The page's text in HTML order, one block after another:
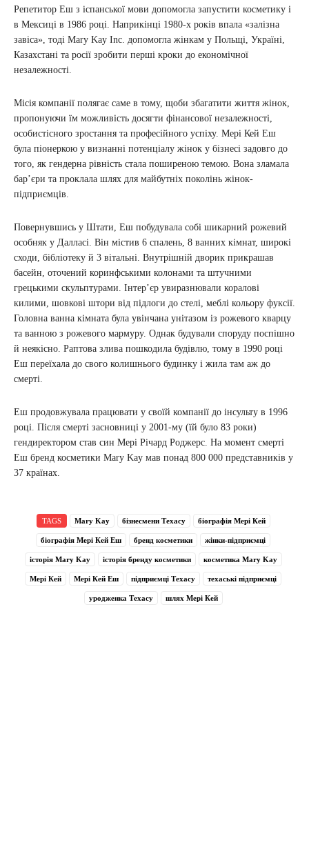
Репетитор Еш з іспанської мови допомогла запустити косметику і
в Мексиці в 1986 році. Наприкінці 1980-х років впала «залізна
завіса», тоді Mary Kay Inc. допомогла жінкам у Польщі, Україні,
Казахстані та росії зробити перші кроки до економічної
незалежності.
Місія компанії полягає саме в тому, щоби збагатити життя жінок,
пропонуючи їм можливість досягти фінансової незалежності,
особистісного зростання та професійного успіху. Мері Кей Еш
була піонеркою у визнанні потенціалу жінок у бізнесі задовго до
того, як гендерна рівність стала поширеною темою. Вона зламала
бар’єри та проклала шлях для майбутніх поколінь жінок-
підприємців.
Повернувшись у Штати, Еш побудувала собі шикарний рожевий
особняк у Далласі. Він містив 6 спалень, 8 ванних кімнат, широкі
сходи, бібліотеку й 3 вітальні. Внутрішній дворик прикрашав
басейн, оточений коринфськими колонами та штучними
грецькими скульптурами. Інтер’єр увиразнювали коралові
килими, шовкові штори від підлоги до стелі, меблі кольору фуксії.
Головна ванна кімната була увінчана унітазом із рожевого кварцу
та ванною з рожевого мармуру. Однак будували споруду поспішно
й неякісно. Раптова злива пошкодила будівлю, тому в 1990 році
Еш переїхала до свого колишнього будинку і жила там аж до
смерті.
Еш продовжувала працювати у своїй компанії до інсульту в 1996
році. Після смерті засновниці у 2001-му (їй було 83 роки)
гендиректором став син Мері Річард Роджерс. На момент смерті
Еш бренд косметики Mary Kay мав понад 800 000 представників у
37 країнах.
TAGS Mary Kay бізнесмени Техасу біографія Мері Кей
біографія Мері Кей Еш бренд косметики жінки-підприємці
історія Mary Kay історія бренду косметики косметика Mary Kay
Мері Кей Мері Кей Еш підприємці Техасу техаські підприємці
уродженка Техасу шлях Мері Кей